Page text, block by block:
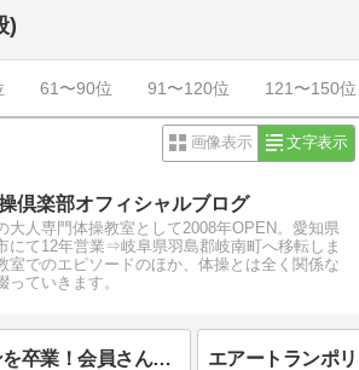
)
61〜90位 91〜120位 121〜150位
画像表示 文字表示
倶楽部オフィシャルブログ
大人専門体操教室として2008年OPEN。愛知県
にて12年営業⇒岐阜県羽島郡岐南町へ移転しま
室でのエピソードのほか、体操とは全く関係な
っていきます。
エアートランポリンを卒業！会員さん達の成長ぶりをお届けします